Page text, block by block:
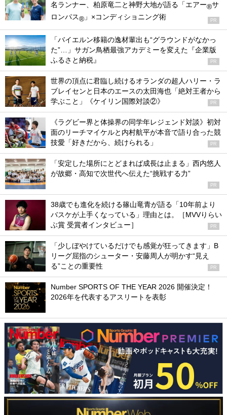
名ランナー、柏原竜二と神野大地が語る「エアー®サ
ロンパス® 」×コンディショニング術 PR
「バイエルン移籍の逸材輩出も“グラウンドがなかっ
た”…」サガン鳥栖最強アカデミーを変えた『企業版
ふるさと納税』
PR
世界の頂点に君臨し続けるオランダの超人ハリー・ラ
ブレイセンと日本のエースの太田海也「絶対王者から
学ぶこと」《ケイリン国際対談②》
PR
《ラグビー界と体操界の同学年レジェンド対談》初対
面のリーチマイケルと内村航平が本音で語り合った競
技愛「好きだから、続けられる」
PR
「安定した場所にとどまれば成長は止まる」西内悠人
が故郷・高知で次世代へ伝えた“挑戦する力”
PR
38歳でも進化を続ける篠山竜青が語る「10年前より
バスケが上手くなっている」理由とは。［MVVりらい
ぶ賞 受賞者インタビュー］
PR
「少しぼやけているだけでも感覚が狂ってきます」B
リーグ屈指のシューター・安藤周人が明かす“見え
る”ことの重要性
PR
Number SPORTS OF THE YEAR 2026 開催決定！
2026年を代表するアスリートを表彰